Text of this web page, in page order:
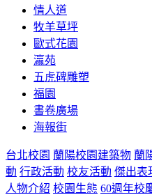
情人道
牧羊草坪
歐式花園
瀛苑
五虎碑雕塑
福園
書卷廣場
海報街
台北校園 蘭陽校園建築物 蘭
動 行政活動 校友活動 傑出表
人物介紹 校園生態 60週年校